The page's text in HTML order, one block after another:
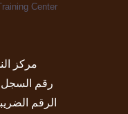
مركز
رقم السجل
الرقم الضريبي :